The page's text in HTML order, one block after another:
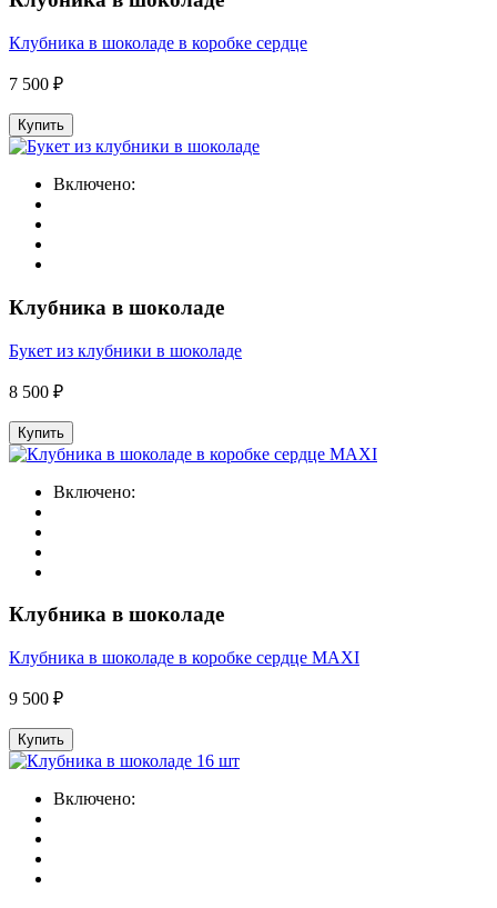
Клубника в шоколаде в коробке сердце
7 500 ₽
Купить
Включено:
Клубника в шоколаде
Букет из клубники в шоколаде
8 500 ₽
Купить
Включено:
Клубника в шоколаде
Клубника в шоколаде в коробке сердце MAXI
9 500 ₽
Купить
Включено: